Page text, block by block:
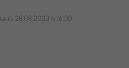
28.08.2023 о 16:30